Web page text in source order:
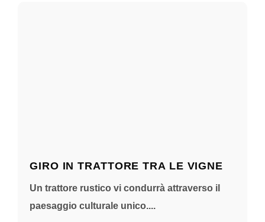
GIRO IN TRATTORE TRA LE VIGNE
Un trattore rustico vi condurrà attraverso il
paesaggio culturale unico....